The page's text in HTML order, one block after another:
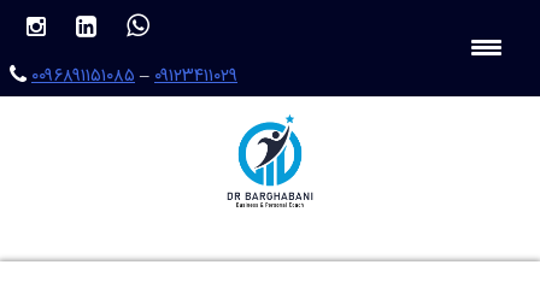
۰۰۹۶۸۹۱۱۵۱۰۸۵–۰۹۱۲۳۴۱۱۰۲۹